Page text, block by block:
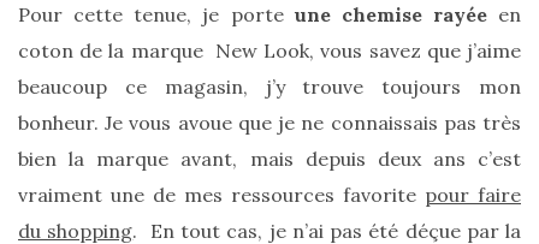
Pour cette tenue, je porteune chemise rayéeen
coton de la marque New Look, vous savez que j’aime
beaucoup ce magasin, j’y trouve toujours mon
bonheur. Je vous avoue que je ne connaissais pas très
bien la marque avant, mais depuis deux ans c’est
vraiment une de mes ressources favorite pour faire
du shopping. En tout cas, je n’ai pas été déçue par la